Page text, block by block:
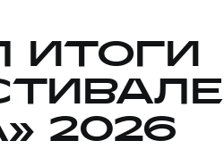
ИТОГИ
2026